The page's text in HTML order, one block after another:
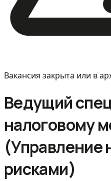
Вакансия закрыта или в
Ведущий
налоговому
(Управление
рисками)